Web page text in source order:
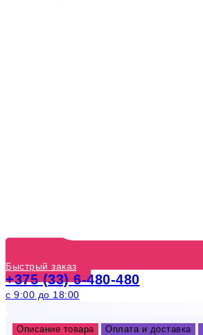
Быстрый заказ
+375 (33) 6-480-480
с 9:00 до 18:00
Описание товара Оплата и доставка